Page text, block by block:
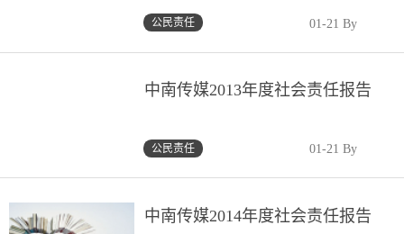
01-21 By
公民责任
中南传媒2013年度社会责任报告
01-21 By
公民责任
中南传媒2014年度社会责任报告